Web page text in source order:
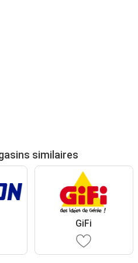
similaires
GiFi